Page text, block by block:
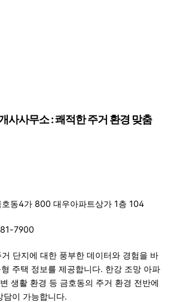
사사무소 : 쾌적한 주거 환경 맞춤
동4가 800 대우아파트상가 1층 104
7900
단지에 대한 풍부한 데이터와 경험을 바
주택 정보를 제공합니다. 한강 조망 아파
생활 환경 등 금호동의 주거 환경 전반에
담이 가능합니다.